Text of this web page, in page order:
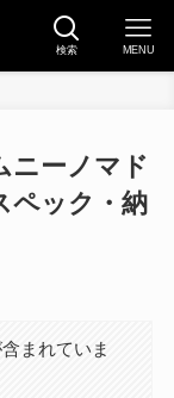
検索 MENU
ニーノマド
ペック・納
まれていま